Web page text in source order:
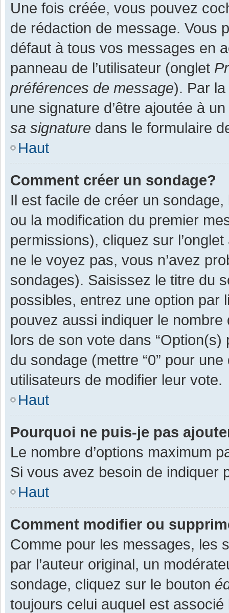
Une fois créée, vous pouvez
de rédaction de message. Vous
défaut à tous vos messages en
panneau de l’utilisateur (onglet
préférences de message). Par
une signature d’être ajoutée à
sa signature dans le formulaire
Haut
Comment créer un sondage?
Il est facile de créer un
ou la modification du premier
permissions), cliquez sur l’onglet
ne le voyez pas, vous n’avez
sondages). Saisissez le titre du
possibles, entrez une option par
pouvez aussi indiquer le
lors de son vote dans “Option(s)
du sondage (mettre “0” pour
utilisateurs de modifier leur vote.
Haut
Pourquoi ne puis-je pas
Le nombre d’options maximum
Si vous avez besoin de indiquer
Haut
Comment modifier ou
Comme pour les messages, les
par l’auteur original, un
sondage, cliquez sur le bouton
toujours celui auquel est associé